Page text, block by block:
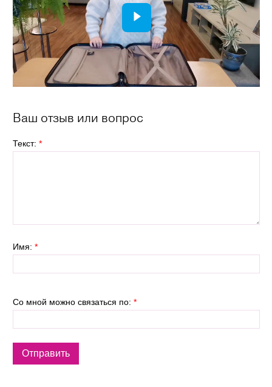
Ваш отзыв или вопрос
Текст: *
Имя: *
Со мной можно связаться по: *